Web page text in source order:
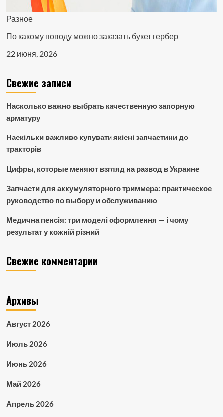
Разное
По какому поводу можно заказать букет гербер
22 июня, 2026
Свежие записи
Насколько важно выбрать качественную запорную
арматуру
Наскільки важливо купувати якісні запчастини до
тракторів
Цифры, которые меняют взгляд на развод в Украине
Запчасти для аккумуляторного триммера: практическое
руководство по выбору и обслуживанию
Медична пенсія: три моделі оформлення — і чому
результат у кожній різний
Свежие комментарии
Архивы
Август 2026
Июль 2026
Июнь 2026
Май 2026
Апрель 2026